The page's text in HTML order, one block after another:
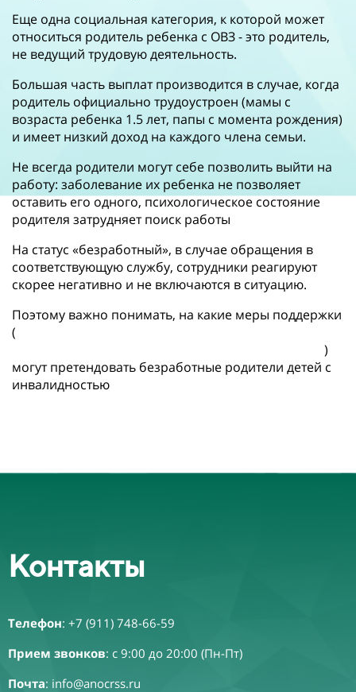
Еще одна социальная категория, к которой может
относиться родитель ребенка с ОВЗ - это родитель,
не ведущий трудовую деятельность.
Большая часть выплат производится в случае, когда
родитель официально трудоустроен (мамы с
возраста ребенка 1.5 лет, папы с момента рождения)
и имеет низкий доход на каждого члена семьи.
Не всегда родители могут себе позволить выйти на
работу: заболевание их ребенка не позволяет
оставить его одного, психологическое состояние
родителя затрудняет поиск работы
На статус «безработный», в случае обращения в
соответствующую службу, сотрудники реагируют
скорее негативно и не включаются в ситуацию.
Поэтому важно понимать, на какие меры поддержки
(
)
могут претендовать безработные родители детей с
инвалидностью
Контакты
Телефон: +7 (911) 748-66-59
Прием звонков: с 9:00 до 20:00 (Пн-Пт)
Почта: info@anocrss.ru